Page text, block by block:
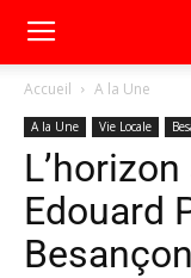
Accueil A la Une
A la Une Vie Locale
Edouard
Besançon